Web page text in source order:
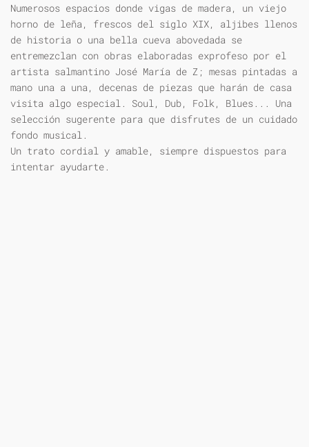
Numerosos espacios donde vigas de madera, un viejo
horno de leña, frescos del siglo XIX, aljibes llenos
de historia o una bella cueva abovedada se
entremezclan con obras elaboradas exprofeso por el
artista salmantino José María de Z; mesas pintadas a
mano una a una, decenas de piezas que harán de casa
visita algo especial. Soul, Dub, Folk, Blues... Una
selección sugerente para que disfrutes de un cuidado
fondo musical.
Un trato cordial y amable, siempre dispuestos para
intentar ayudarte.